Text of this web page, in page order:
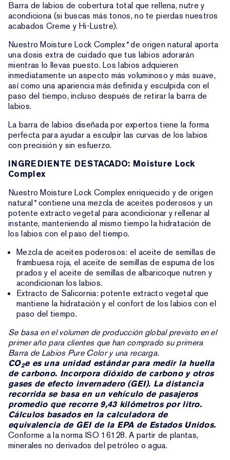
Barra de labios de cobertura total que rellena, nutre y
acondiciona (si buscas más tonos, no te pierdas nuestros
acabados Creme y Hi-Lustre).
Nuestro Moisture Lock Complex*de origen natural aporta
una dosis extra de cuidado que tus labios adorarán
mientras lo llevas puesto. Los labios adquieren
inmediatamente un aspecto más voluminoso y más suave,
así como una apariencia más definida y esculpida con el
paso del tiempo, incluso después de retirar la barra de
labios.
La barra de labios diseñada por expertos tiene la forma
perfecta para ayudar a esculpir las curvas de los labios
con precisión y sin esfuerzo.
INGREDIENTE DESTACADO: Moisture Lock
Complex
Nuestro Moisture Lock Complex enriquecido y de origen
natural*contiene una mezcla de aceites poderosos y un
potente extracto vegetal para acondicionar y rellenar al
instante, manteniendo al mismo tiempo la hidratación de
los labios con el paso del tiempo.
Mezcla de aceites poderosos: el aceite de semillas de
frambuesa roja, el aceite de semillas de espuma de los
prados y el aceite de semillas de albaricoque nutren y
acondicionan los labios.
Extracto de Salicornia: potente extracto vegetal que
mantiene la hidratación y el confort de los labios con el
paso del tiempo.
Se basa en el volumen de producción global previsto en el
primer año para clientes que han comprado su primera
Barra de Labios Pure Color y una recarga.
CO2e es una unidad estándar para medir la huella
de carbono. Incorpora dióxido de carbono y otros
gases de efecto invernadero (GEI). La distancia
recorrida se basa en un vehículo de pasajeros
promedio que recorre 9,43 kilómetros por litro.
Cálculos basados en la calculadora de
equivalencia de GEI de la EPA de Estados Unidos.
Conforme a la norma ISO 16128. A partir de plantas,
minerales no derivados del petróleo o agua.